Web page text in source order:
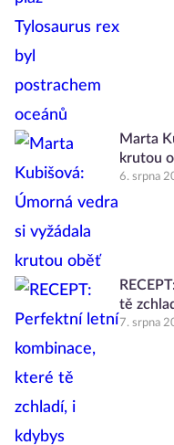
Marta
krutou
6. srpna
tě
7. srpna